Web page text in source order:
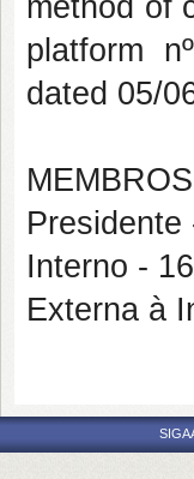
method of
platform
dated 05/
Presidente
Interno -
Externa à